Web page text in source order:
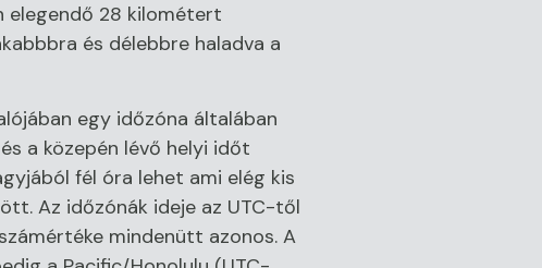
elegendő 28 kilométert
és délebbre haladva a
egy időzóna általában
a közepén lévő helyi időt
fél óra lehet ami elég kis
Az időzónák ideje az UTC-től
mindenütt azonos. A